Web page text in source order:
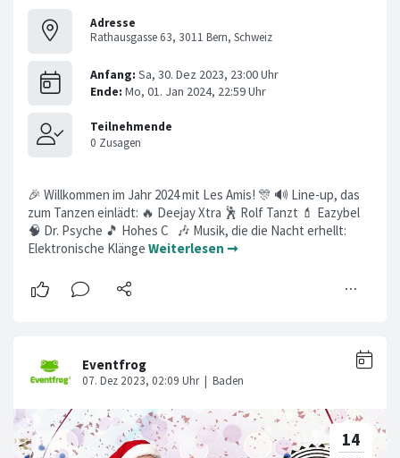
Adresse
Rathausgasse 63, 3011 Bern, Schweiz
🎉 Willkommen im Jahr 2024 mit Les Amis! 🎊 🔊 Line-up, das
zum Tanzen einlädt: 🔥 Deejay Xtra 🕺 Rolf Tanzt 💄 Eazybel
🧠 Dr. Psyche 🎵 Hohes C 🎶 Musik, die die Nacht erhellt:
Elektronische Klänge Weiterlesen ➞